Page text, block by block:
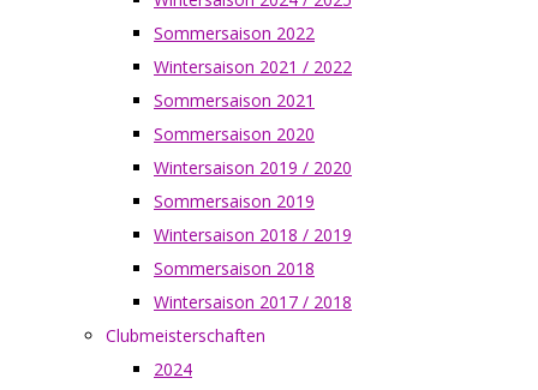
Sommersaison 2022
Wintersaison 2021 / 2022
Sommersaison 2021
Sommersaison 2020
Wintersaison 2019 / 2020
Sommersaison 2019
Wintersaison 2018 / 2019
Sommersaison 2018
Wintersaison 2017 / 2018
Clubmeisterschaften
2024